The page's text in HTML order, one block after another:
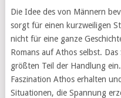
Die Idee des von Männern
sorgt für einen kurzweiligen
nicht für eine ganze
Romans auf Athos selbst.
größten Teil der Handlung
Faszination Athos erhalten
Situationen, die Spannung